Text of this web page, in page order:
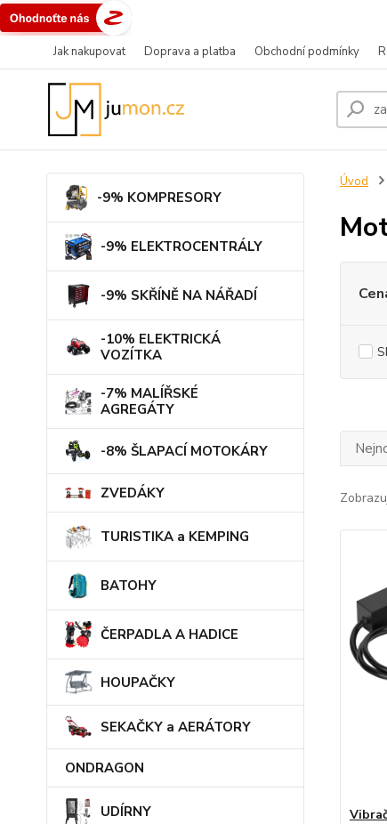
Jak nakupovat Doprava a platba Obchodní podmínky
-9% KOMPRESORY
-9% ELEKTROCENTRÁLY
-9% SKŘÍNĚ NA NÁŘADÍ
-10% ELEKTRICKÁ
VOZÍTKA
-7% MALÍŘSKÉ
AGREGÁTY
-8% ŠLAPACÍ MOTOKÁRY
ZVEDÁKY
TURISTIKA a KEMPING
BATOHY
ČERPADLA A HADICE
HOUPAČKY
SEKAČKY a AERÁTORY
ONDRAGON
UDÍRNY
Úvod